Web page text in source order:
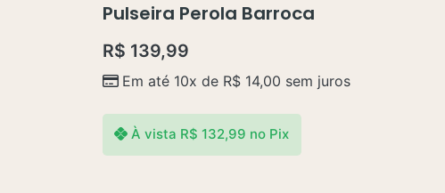
Pulseira Perola Barroca
R$ 139,99
Em até 10x de R$14,00 sem juros
À vista R$ 132,99 no Pix